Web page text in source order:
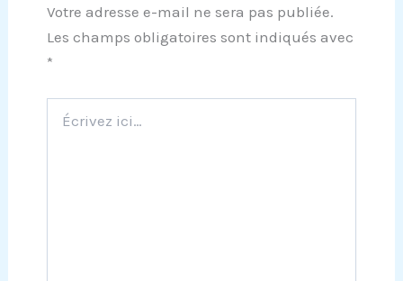
Votre adresse e-mail ne sera pas publiée.
Les champs obligatoires sont indiqués avec
*
ici…